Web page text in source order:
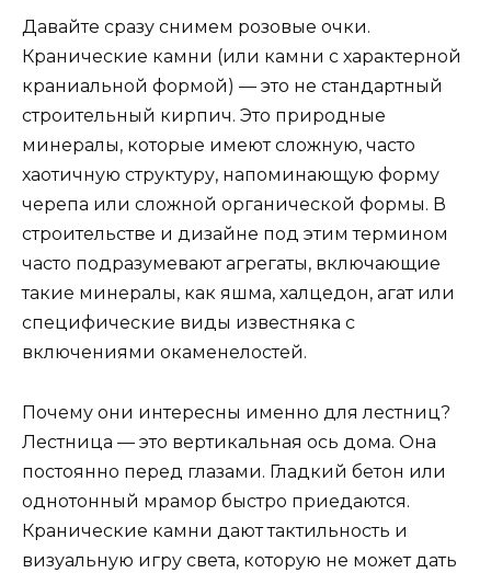
Давайте сразу снимем розовые очки.
Кранические камни (или камни с характерной
краниальной формой) — это не стандартный
строительный кирпич. Это природные
минералы, которые имеют сложную, часто
хаотичную структуру, напоминающую форму
черепа или сложной органической формы. В
строительстве и дизайне под этим термином
часто подразумевают агрегаты, включающие
такие минералы, как яшма, халцедон, агат или
специфические виды известняка с
включениями окаменелостей.
Почему они интересны именно для лестниц?
Лестница — это вертикальная ось дома. Она
постоянно перед глазами. Гладкий бетон или
однотонный мрамор быстро приедаются.
Кранические камни дают тактильность и
визуальную игру света, которую не может дать